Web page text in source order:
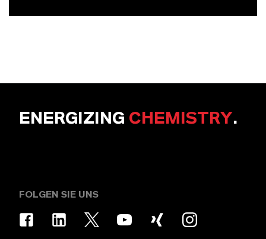
ENERGIZING CHEMISTRY.
FOLGEN SIE UNS